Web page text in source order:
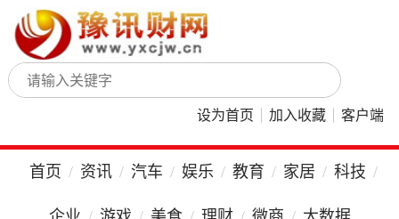
设为首页 加入收藏 客户端
首页 资讯 汽车 娱乐 教育 家居 科技